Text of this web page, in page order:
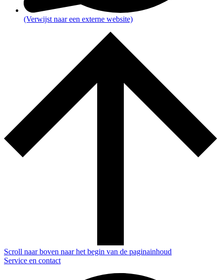
(Verwijst naar een externe website)
Scroll naar boven naar het begin van de paginainhoud
Service en contact